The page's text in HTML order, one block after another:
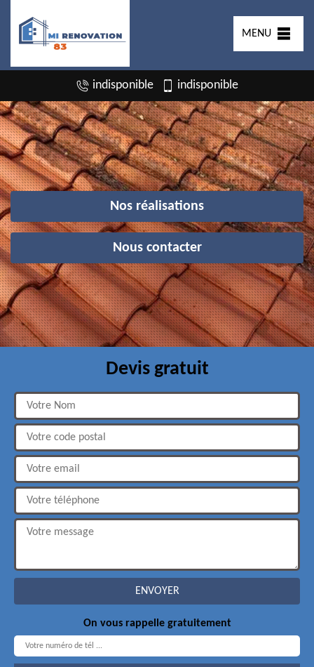
MENU
indisponible indisponible
Nos réalisations
Nous contacter
Devis gratuit
On vous rappelle gratuitement